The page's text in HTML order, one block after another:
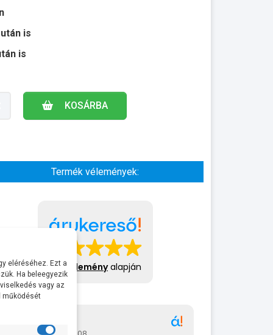
is
is
KOSÁRBA
Termék vélemények:
413 véleményalapján
Gábor
eléréséhez. Ezt a
Ha beleegyezik
vagy az
működését